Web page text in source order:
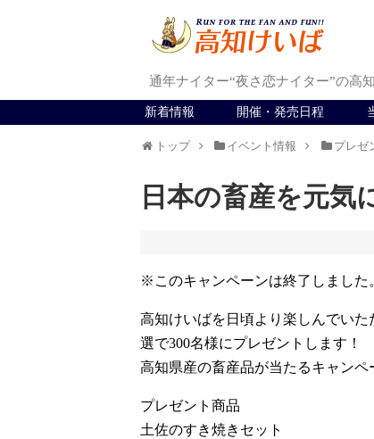
通年ナイター“夜さ恋ナイター”の高
新着情報 開催・発売日程
トップ イベント情報 プレゼ
日本の畜産を元気
※このキャンペーンは終了しました
高知けいばを日頃より楽しんでい
選で300名様にプレゼントします！
高知県産の畜産品が当たるキャンペ
プレゼント商品
土佐のすき焼きセット